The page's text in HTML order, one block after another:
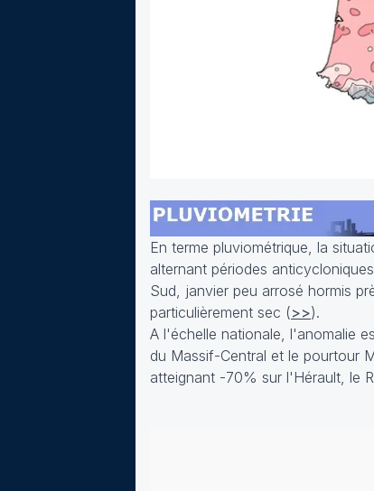
En terme pluviométrique, la
alternant périodes
Sud, janvier peu arrosé hormis
particulièrement sec (>>).
A l'échelle nationale, l'anomalie
du Massif-Central et le pourtour
atteignant -70% sur l'Hérault, le